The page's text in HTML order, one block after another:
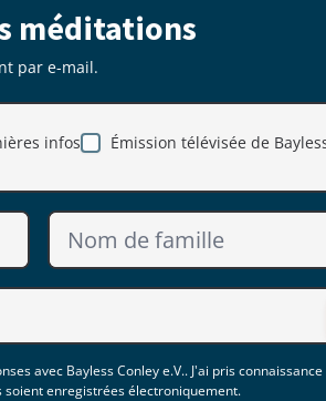
méditations
par e-mail.
infos
Émission télévisée de
avec Bayless Conley e.V.. J'ai pris connaissance
enregistrées électroniquement.